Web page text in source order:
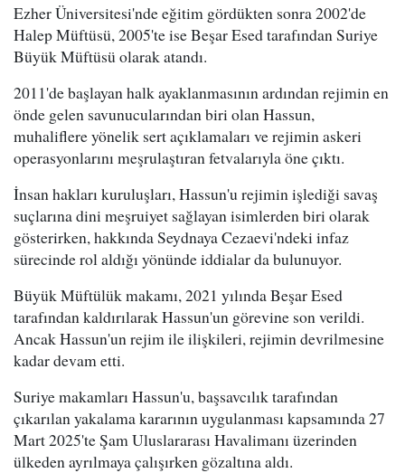
Ezher Üniversitesi'nde eğitim gördükten sonra 2002'de
Halep Müftüsü, 2005'te ise Beşar Esed tarafından Suriye
Büyük Müftüsü olarak atandı.
2011'de başlayan halk ayaklanmasının ardından rejimin en
önde gelen savunucularından biri olan Hassun,
muhaliflere yönelik sert açıklamaları ve rejimin askeri
operasyonlarını meşrulaştıran fetvalarıyla öne çıktı.
İnsan hakları kuruluşları, Hassun'u rejimin işlediği savaş
suçlarına dini meşruiyet sağlayan isimlerden biri olarak
gösterirken, hakkında Seydnaya Cezaevi'ndeki infaz
sürecinde rol aldığı yönünde iddialar da bulunuyor.
Büyük Müftülük makamı, 2021 yılında Beşar Esed
tarafından kaldırılarak Hassun'un görevine son verildi.
Ancak Hassun'un rejim ile ilişkileri, rejimin devrilmesine
kadar devam etti.
Suriye makamları Hassun'u, başsavcılık tarafından
çıkarılan yakalama kararının uygulanması kapsamında 27
Mart 2025'te Şam Uluslararası Havalimanı üzerinden
ülkeden ayrılmaya çalışırken gözaltına aldı.